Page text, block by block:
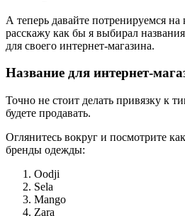
А теперь давайте потренируемся
расскажу как бы я выбирал
для своего интернет-магазина.
Название для интернет-
Точно не стоит делать привязку к
будете продавать.
Оглянитесь вокруг и посмотрите
бренды одежды:
Oodji
Sela
Mango
Zara